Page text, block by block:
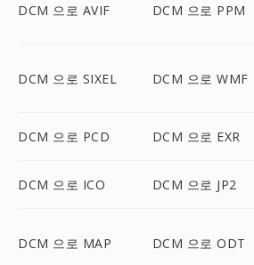
DCM 으로 AVIF DCM 으로 PPM
DCM 으로 SIXEL DCM 으로 WMF
DCM 으로 PCD DCM 으로 EXR
DCM 으로 ICO DCM 으로 JP2
DCM 으로 MAP DCM 으로 ODT